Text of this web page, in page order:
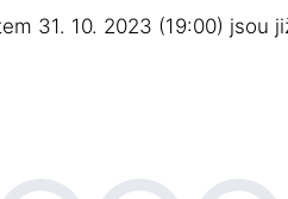
31. 10. 2023 (19:00) jsou